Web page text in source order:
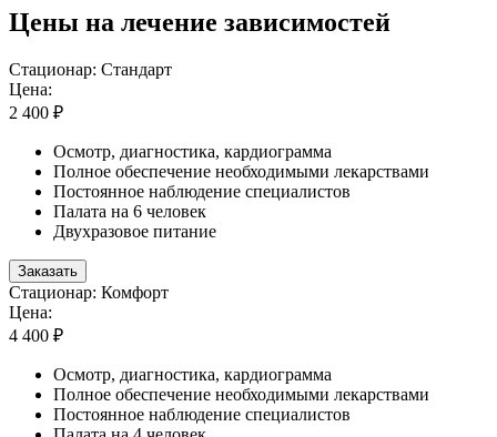
Цены на лечение зависимостей
Стационар: Стандарт
Цена:
2 400 ₽
Осмотр, диагностика, кардиограмма
Полное обеспечение необходимыми лекарствами
Постоянное наблюдение специалистов
Палата на 6 человек
Двухразовое питание
Заказать
Стационар: Комфорт
Цена:
4 400 ₽
Осмотр, диагностика, кардиограмма
Полное обеспечение необходимыми лекарствами
Постоянное наблюдение специалистов